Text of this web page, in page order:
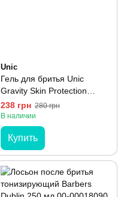
Unic
Гель для бритья Unic
Gravity Skin Protection
Shaving Gel 250 мл
238 грн 280 грн
В наличии
Купить